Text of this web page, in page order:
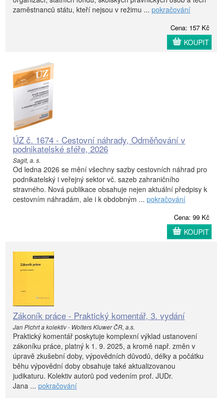
zaměstnanců státu, kteří nejsou v režimu ... pokračování
Cena: 157 Kč
KOUPIT
ÚZ č. 1674 - Cestovní náhrady, Odměňování v
podnikatelské sféře, 2026
Sagit, a. s.
Od ledna 2026 se mění všechny sazby cestovních náhrad pro
podnikatelský i veřejný sektor vč. sazeb zahraničního
stravného. Nová publikace obsahuje nejen aktuální předpisy k
cestovním náhradám, ale i k obdobným ... pokračování
Cena: 99 Kč
KOUPIT
Zákoník práce - Praktický komentář, 3. vydání
Jan Pichrt a kolektiv - Wolters Kluwer ČR, a.s.
Praktický komentář poskytuje komplexní výklad ustanovení
zákoníku práce, platný k 1. 9. 2025, a kromě např. změn v
úpravě zkušební doby, výpovědních důvodů, délky a počátku
běhu výpovědní doby obsahuje také aktualizovanou
judikaturu. Kolektiv autorů pod vedením prof. JUDr.
Jana ... pokračování